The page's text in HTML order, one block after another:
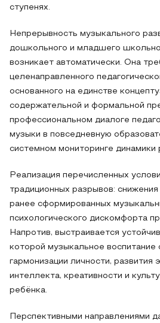
ступенях.
Непрерывность музыкального
дошкольного и младшего
возникает автоматически. Она
целенаправленного
основанного на единстве
содержательной и формальной
профессиональном диалоге
музыки в повседневную
системном мониторинге динамики
Реализация перечисленных
традиционных разрывов: снижения
ранее сформированных
психологического дискомфорта
Напротив, выстраивается
которой музыкальное воспитание
гармонизации личности, развития
интеллекта, креативности и
ребёнка.
Перспективными направлениями